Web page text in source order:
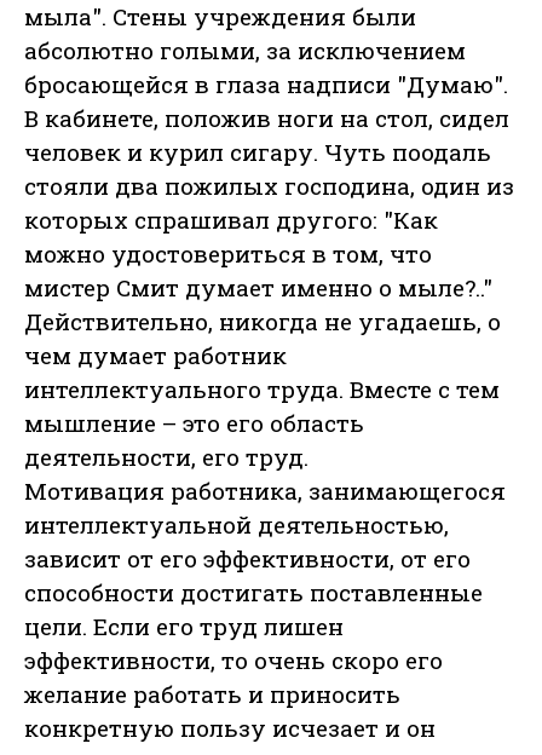
мыла". Стены учреждения были
абсолютно голыми, за исключением
бросающейся в глаза надписи "Думаю".
В кабинете, положив ноги на стол, сидел
человек и курил сигару. Чуть поодаль
стояли два пожилых господина, один из
которых спрашивал другого: "Как
можно удостовериться в том, что
мистер Смит думает именно о мыле?.."
Действительно, никогда не угадаешь, о
чем думает работник
интеллектуального труда. Вместе с тем
мышление – это его область
деятельности, его труд.
Мотивация работника, занимающегося
интеллектуальной деятельностью,
зависит от его эффективности, от его
способности достигать поставленные
цели. Если его труд лишен
эффективности, то очень скоро его
желание работать и приносить
конкретную пользу исчезает и он